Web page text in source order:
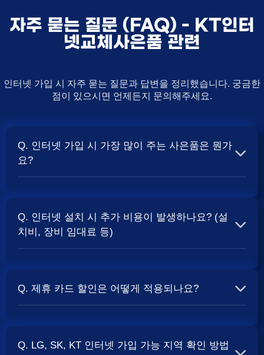
자주 묻는 질문 (FAQ) - KT인터
넷교체사은품 관련
인터넷 가입 시 자주 묻는 질문과 답변을 정리했습니다. 궁금한
점이 있으시면 언제든지 문의해주세요.
Q. 인터넷 가입 시 가장 많이 주는 사은품은 뭔가
요?
보통 500Mbps 또는 1Gbps 인터넷을 TV와 결합하여 가입
할 때 현금 사은품 및 상품권 혜택이 더 크게 지급되는 경향
Q. 인터넷 설치 시 추가 비용이 발생하나요? (설
치비, 장비 임대료 등)
청구되는 경우가 많습니다. 다만, 인터넷 상품 및 프로모션
책 확인 필수.
Q. 제휴 카드 할인은 어떻게 적용되나요?
서 일정 금액이 할인됩니다. 할인 금액과 조건은 카드사 및
Q. LG, SK, KT 인터넷 가입 가능 지역 확인 방법